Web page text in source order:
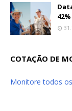
COTAÇÃO DE
Monitore todos